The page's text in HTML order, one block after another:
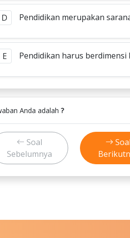
D Pendidikan merupakan
E Pendidikan harus berdimensi
Anda adalah ?
Soal
Sebelumnya
Soal